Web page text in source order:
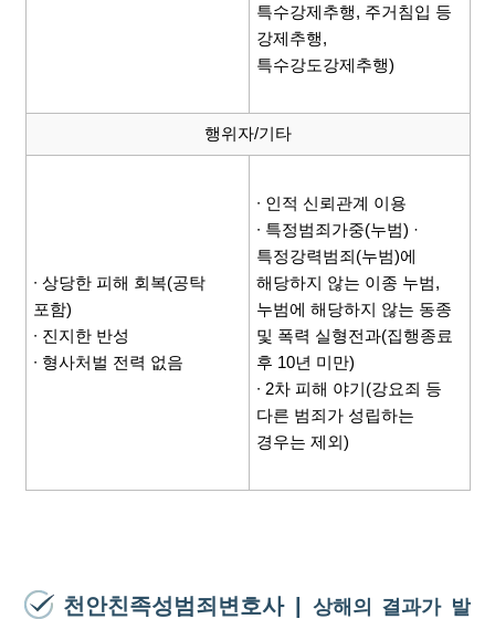
특수강제추행, 주거침입 등
강제추행,
특수강도강제추행)
행위자/기타
∙ 상당한 피해 회복(공탁
포함)
∙ 진지한 반성
∙ 형사처벌 전력 없음
∙ 인적 신뢰관계 이용
∙ 특정범죄가중(누범) ·
특정강력범죄(누범)에
해당하지 않는 이종 누범,
누범에 해당하지 않는 동종
및 폭력 실형전과(집행종료
후 10년 미만)
∙ 2차 피해 야기(강요죄 등
다른 범죄가 성립하는
경우는 제외)
천안친족성범죄변호사 | 상해의 결과가 발